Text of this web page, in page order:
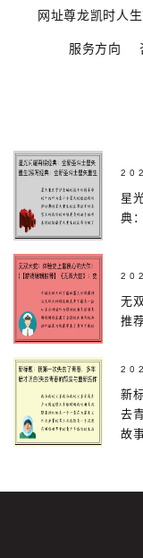
网址尊龙凯时人
服务方向
星
典
无
推
新
去
故